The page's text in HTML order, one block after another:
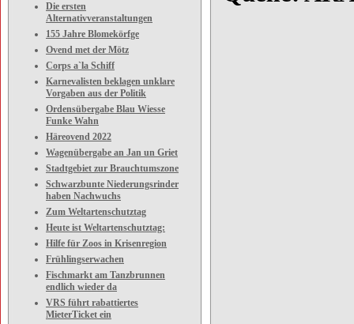
Die ersten
Alternativveranstaltungen
155 Jahre Blomekörfge
Ovend met der Mötz
Corps a`la Schiff
Karnevalisten beklagen unklare
Vorgaben aus der Politik
Ordensübergabe Blau Wiesse
Funke Wahn
Häreovend 2022
Wagenübergabe an Jan un Griet
Stadtgebiet zur Brauchtumszone
Schwarzbunte Niederungsrinder
haben Nachwuchs
Zum Weltartenschutztag
Heute ist Weltartenschutztag:
Hilfe für Zoos in Krisenregion
Frühlingserwachen
Fischmarkt am Tanzbrunnen
endlich wieder da
VRS führt rabattiertes
MieterTicket ein